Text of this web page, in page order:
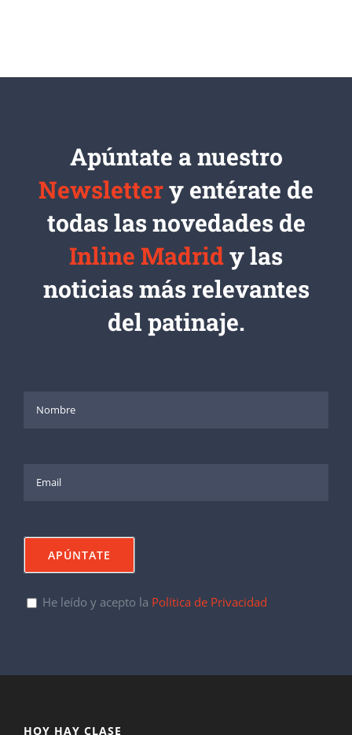
Apúntate a nuestro
Newslettery entérate de
todas las novedades de
Inline Madridy las
noticias más relevantes
del patinaje.
He leído y acepto la Política de Privacidad
HOY HAY CLASE